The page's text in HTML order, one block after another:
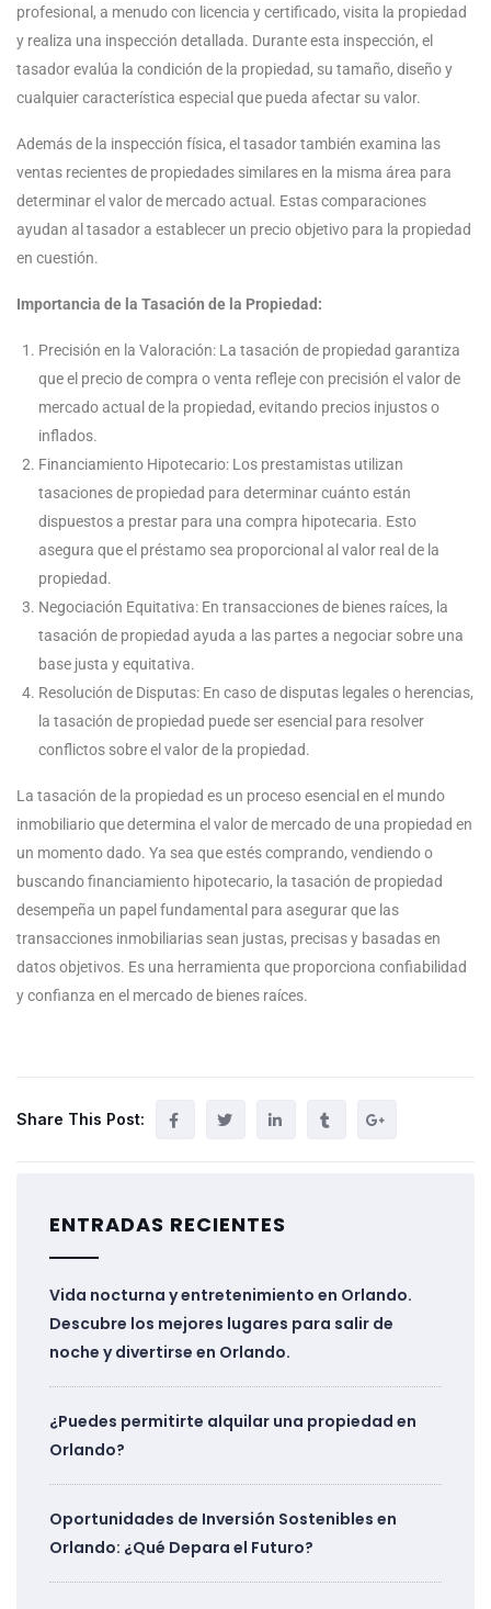
profesional, a menudo con licencia y certificado, visita la propiedad
y realiza una inspección detallada. Durante esta inspección, el
tasador evalúa la condición de la propiedad, su tamaño, diseño y
cualquier característica especial que pueda afectar su valor.
Además de la inspección física, el tasador también examina las
ventas recientes de propiedades similares en la misma área para
determinar el valor de mercado actual. Estas comparaciones
ayudan al tasador a establecer un precio objetivo para la propiedad
en cuestión.
Importancia de la Tasación de la Propiedad:
Precisión en la Valoración: La tasación de propiedad garantiza
que el precio de compra o venta refleje con precisión el valor de
mercado actual de la propiedad, evitando precios injustos o
inflados.
Financiamiento Hipotecario: Los prestamistas utilizan
tasaciones de propiedad para determinar cuánto están
dispuestos a prestar para una compra hipotecaria. Esto
asegura que el préstamo sea proporcional al valor real de la
propiedad.
Negociación Equitativa: En transacciones de bienes raíces, la
tasación de propiedad ayuda a las partes a negociar sobre una
base justa y equitativa.
Resolución de Disputas: En caso de disputas legales o herencias,
la tasación de propiedad puede ser esencial para resolver
conflictos sobre el valor de la propiedad.
La tasación de la propiedad es un proceso esencial en el mundo
inmobiliario que determina el valor de mercado de una propiedad en
un momento dado. Ya sea que estés comprando, vendiendo o
buscando financiamiento hipotecario, la tasación de propiedad
desempeña un papel fundamental para asegurar que las
transacciones inmobiliarias sean justas, precisas y basadas en
datos objetivos. Es una herramienta que proporciona confiabilidad
y confianza en el mercado de bienes raíces.
Share This Post:
ENTRADAS RECIENTES
Vida nocturna y entretenimiento en Orlando.
Descubre los mejores lugares para salir de
noche y divertirse en Orlando.
¿Puedes permitirte alquilar una propiedad en
Orlando?
Oportunidades de Inversión Sostenibles en
Orlando: ¿Qué Depara el Futuro?